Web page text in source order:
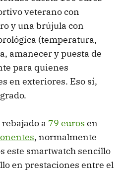
veterano con
y una brújula con
(temperatura,
amanecer y puesta de
para quienes
en exteriores. Eso sí,
rebajado a 79 euros en
, normalmente
este smartwatch sencillo
en prestaciones entre el